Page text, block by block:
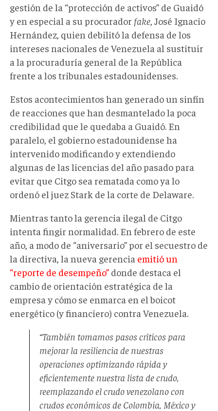
gestión de la “protección de activos” de Guaidó
y en especial a su procurador fake , José Ignacio
Hernández, quien debilitó la defensa de los
intereses nacionales de Venezuela al sustituir
a la procuraduría general de la República
frente a los tribunales estadounidenses.
Estos acontecimientos han generado un sinfín
de reacciones que han desmantelado la poca
credibilidad que le quedaba a Guaidó. En
paralelo, el gobierno estadounidense ha
intervenido modificando y extendiendo
algunas de las licencias del año pasado para
evitar que Citgo sea rematada como ya lo
ordenó el juez Stark de la corte de Delaware.
Mientras tanto la gerencia ilegal de Citgo
intenta fingir normalidad. En febrero de este
año, a modo de “aniversario” por el secuestro de
la directiva, la nueva gerencia emitió un
“reporte de desempeño” donde destaca el
cambio de orientación estratégica de la
empresa y cómo se enmarca en el boicot
energético (y financiero) contra Venezuela.
“También tomamos pasos críticos para
mejorar la resiliencia de nuestras
operaciones optimizando rápida y
eficientemente nuestra lista de crudo,
reemplazando el crudo venezolano con
crudos económicos de Colombia, México y